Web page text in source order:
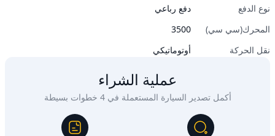
نوع الدفع
دفع رباعي
المحرك(سي سي)
3500
نقل الحركة
أوتوماتيكي
عملية الشراء
أكمل تصدير السيارة المستعملة في 4 خطوات بسيطة